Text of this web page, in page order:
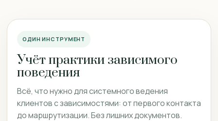
ОДИН ИНСТРУМЕНТ
Учёт практики зависимого
поведения
Всё, что нужно для системного ведения
клиентов с зависимостями: от первого контакта
до маршрутизации. Без лишних документов.